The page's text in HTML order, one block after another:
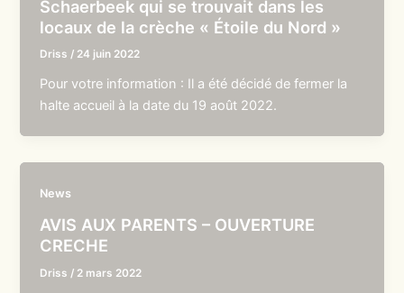
Schaerbeek qui se trouvait dans les
locaux de la crèche « Étoile du Nord »
Driss / 24 juin 2022
Pour votre information : Il a été décidé de fermer la
halte accueil à la date du 19 août 2022.
News
AVIS AUX PARENTS – OUVERTURE
CRECHE
Driss / 2 mars 2022